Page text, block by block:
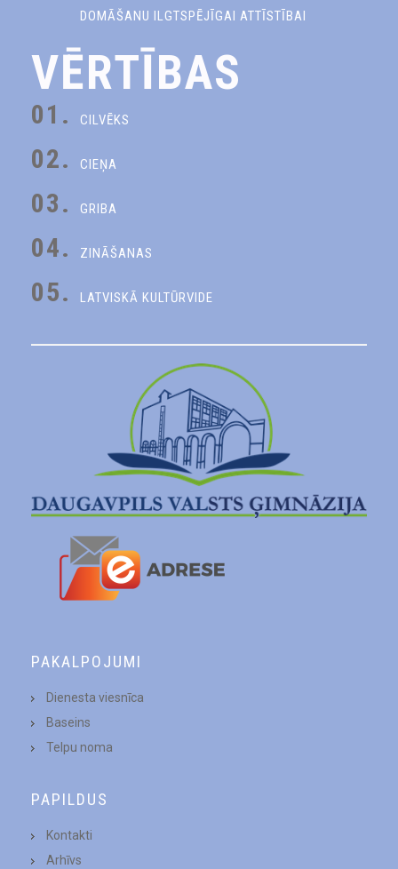
DOMĀŠANU ILGTSPĒJĪGAI ATTĪSTĪBAI
VĒRTĪBAS
01. CILVĒKS
02. CIEŅA
03. GRIBA
04. ZINĀŠANAS
05. LATVISKĀ KULTŪRVIDE
PAKALPOJUMI
Dienesta viesnīca
Baseins
Telpu noma
PAPILDUS
Kontakti
Arhīvs